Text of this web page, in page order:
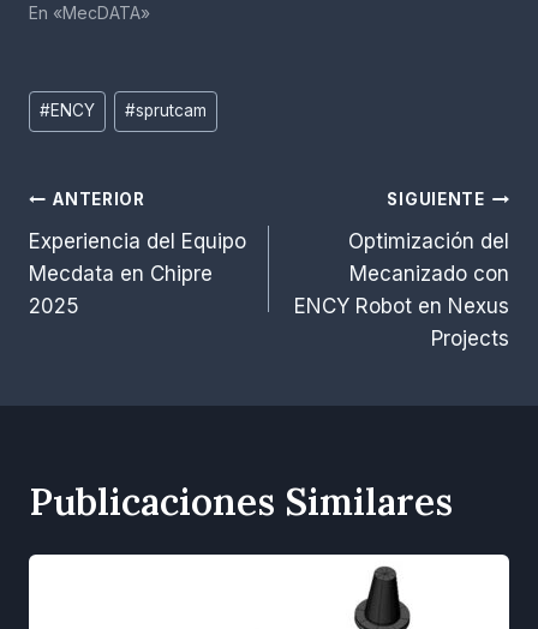
En «MecDATA»
Etiquetas
de
entrada:
#ENCY #sprutcam
Navegación
de
entradas
ANTERIOR
Experiencia del Equipo
Mecdata en Chipre
2025
SIGUIENTE
Optimización del
Mecanizado con
ENCY Robot en Nexus
Projects
Publicaciones Similares